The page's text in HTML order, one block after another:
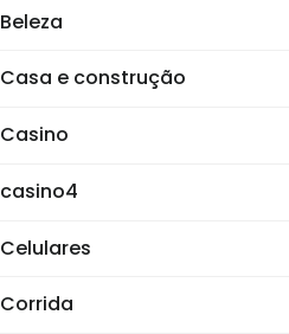
Beleza
Casa e construção
Casino
casino4
Celulares
Corrida